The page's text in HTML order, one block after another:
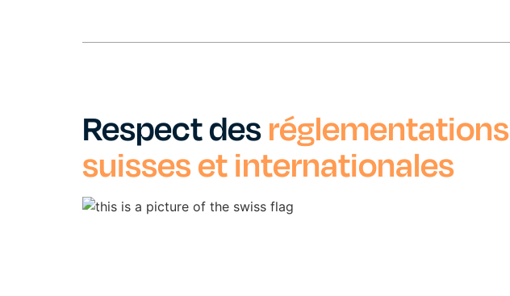
Respect desréglementations
suisses et internationales